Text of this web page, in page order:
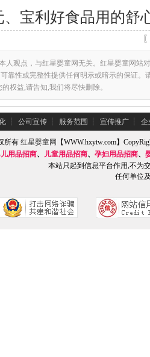
、宝利好食品用的舒
人观点，与红星婴童网无关。红星婴童网站
靠性或完整性提供任何明示或暗示的保证。
权益,请告知,我们将尽快删除。
┆ 公司宣传 ┆ 服务范围 ┆ 宣传推广 ┆ 企
所有红星婴童网
【WWW.hxytw.com】
用品招商、 儿童用品招商、 孕妇用品招商、
本站只起到信息平台作用,不为
任何单位